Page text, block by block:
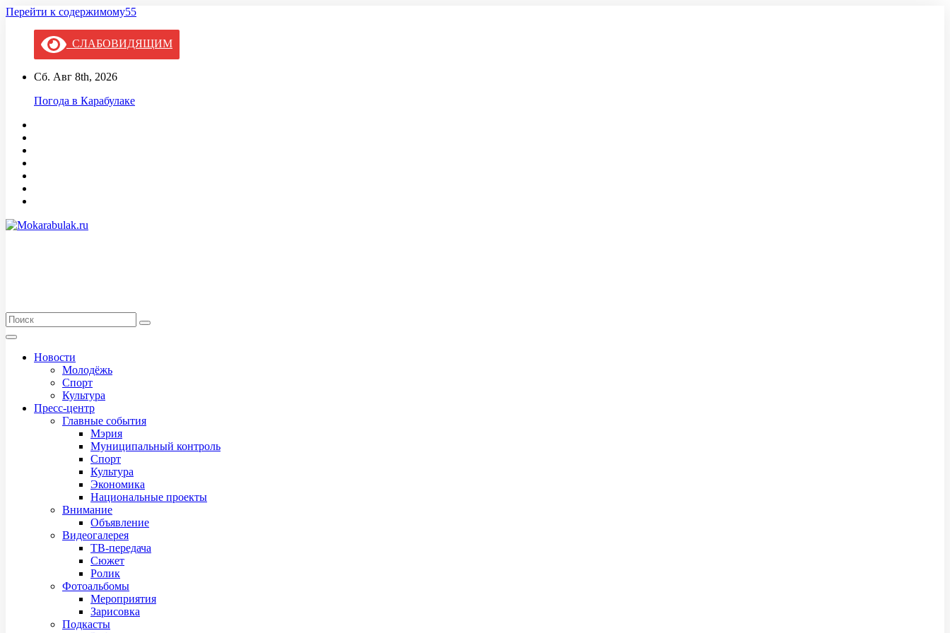
Перейти к содержимому55
СЛАБОВИДЯЩИМ
Сб. Авг 8th, 2026
Погода в Карабулаке
Новости
Молодёжь
Спорт
Культура
Пресс-центр
Главные события
Мэрия
Муниципальный контроль
Спорт
Культура
Экономика
Национальные проекты
Внимание
Объявление
Видеогалерея
ТВ-передача
Сюжет
Ролик
Фотоальбомы
Мероприятия
Зарисовка
Подкасты